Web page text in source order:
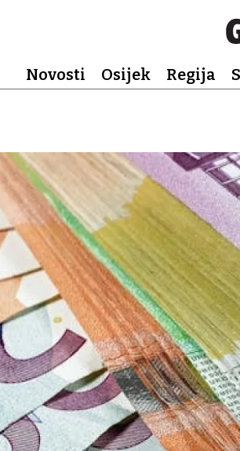
Novosti Osijek Regija